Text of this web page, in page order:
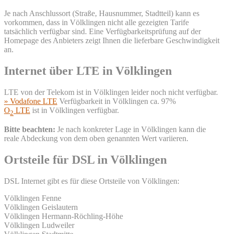
Je nach Anschlussort (Straße, Hausnummer, Stadtteil) kann es
vorkommen, dass in Völklingen nicht alle gezeigten Tarife
tatsächlich verfügbar sind. Eine Verfügbarkeitsprüfung auf der
Homepage des Anbieters zeigt Ihnen die lieferbare Geschwindigkeit
an.
Internet über LTE in Völklingen
LTE von der Telekom ist in Völklingen leider noch nicht verfügbar.
» Vodafone LTE Verfügbarkeit in Völklingen ca. 97%
O2 LTE ist in Völklingen verfügbar.
Bitte beachten: Je nach konkreter Lage in Völklingen kann die
reale Abdeckung von dem oben genannten Wert variieren.
Ortsteile für DSL in Völklingen
DSL Internet gibt es für diese Ortsteile von Völklingen:
Völklingen Fenne
Völklingen Geislautern
Völklingen Hermann-Röchling-Höhe
Völklingen Ludweiler